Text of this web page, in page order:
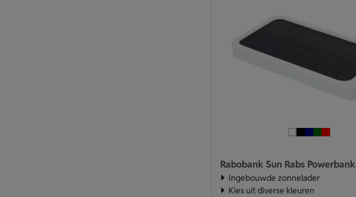
Rabobank Sun Rabs Powerbank
Ingebouwde zonnelader
Kies uit diverse kleuren